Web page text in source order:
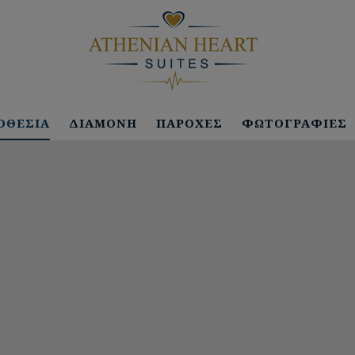
ΔΙΑΜΟΝΉ ΠΑΡΟΧΈΣ ΦΩΤΟΓΡΑΦΊΕΣ